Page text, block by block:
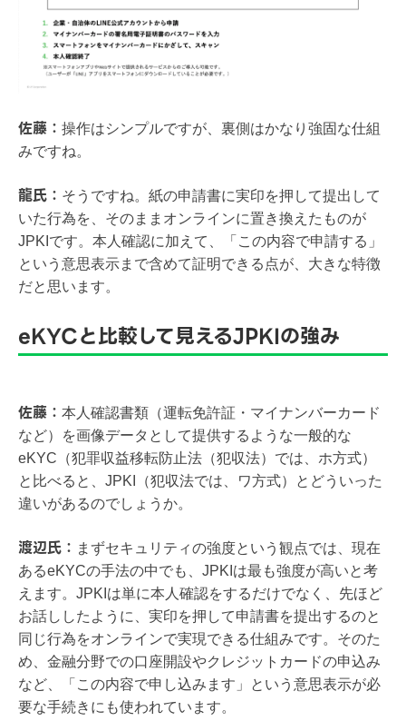
佐藤： 操作はシンプルですが、裏側はかなり強固な仕組
みですね。
龍氏： そうですね。紙の申請書に実印を押して提出して
いた行為を、そのままオンラインに置き換えたものが
JPKIです。本人確認に加えて、「この内容で申請する」
という意思表示まで含めて証明できる点が、大きな特徴
だと思います。
eKYCと比較して見えるJPKIの強み
佐藤： 本人確認書類（運転免許証・マイナンバーカード
など）を画像データとして提供するような一般的な
eKYC（犯罪収益移転防止法（犯収法）では、ホ方式）
と比べると、JPKI（犯収法では、ワ方式）とどういった
違いがあるのでしょうか。
渡辺氏： まずセキュリティの強度という観点では、現在
あるeKYCの手法の中でも、JPKIは最も強度が高いと考
えます。JPKIは単に本人確認をするだけでなく、先ほど
お話ししたように、実印を押して申請書を提出するのと
同じ行為をオンラインで実現できる仕組みです。そのた
め、金融分野での口座開設やクレジットカードの申込み
など、「この内容で申し込みます」という意思表示が必
要な手続きにも使われています。